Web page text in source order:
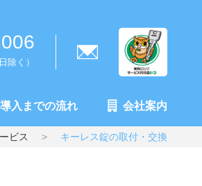
除く）
導入までの流れ 会社案内
ビス キーレス錠の取付・交換